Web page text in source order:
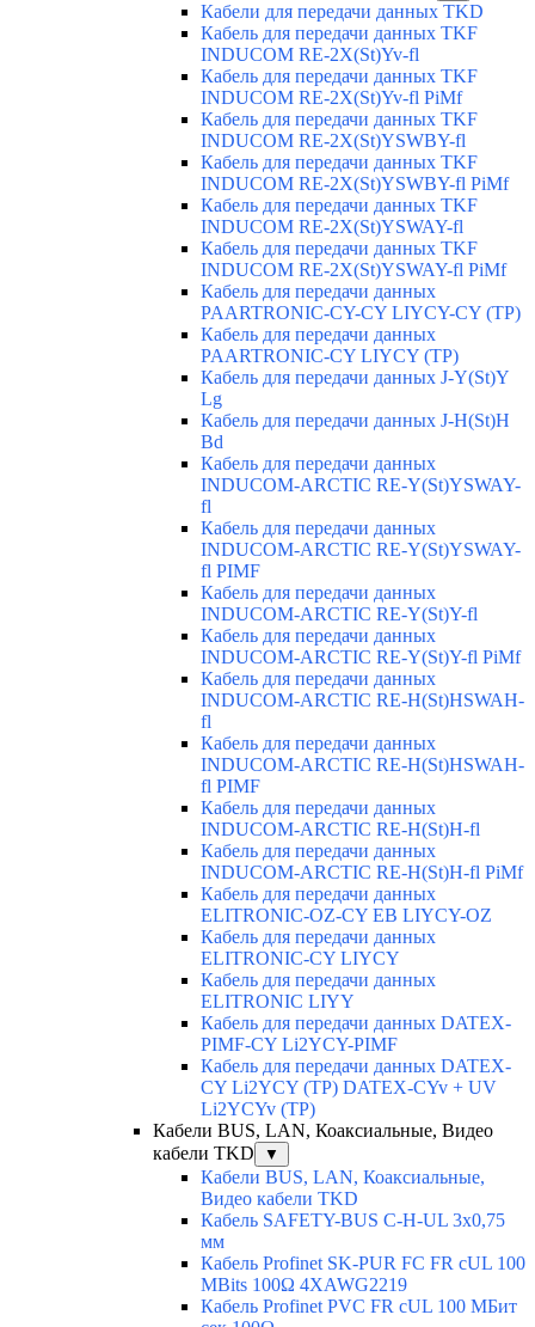
Кабели для передачи данных TKD
Кабель для передачи данных TKF
INDUCOM RE-2X(St)Yv-fl
Кабель для передачи данных TKF
INDUCOM RE-2X(St)Yv-fl PiMf
Кабель для передачи данных TKF
INDUCOM RE-2X(St)YSWBY-fl
Кабель для передачи данных TKF
INDUCOM RE-2X(St)YSWBY-fl PiMf
Кабель для передачи данных TKF
INDUCOM RE-2X(St)YSWAY-fl
Кабель для передачи данных TKF
INDUCOM RE-2X(St)YSWAY-fl PiMf
Кабель для передачи данных
PAARTRONIC-CY-CY LIYCY-CY (TP)
Кабель для передачи данных
PAARTRONIC-CY LIYCY (TP)
Кабель для передачи данных J-Y(St)Y
Lg
Кабель для передачи данных J-H(St)H
Bd
Кабель для передачи данных
INDUCOM-ARCTIC RE-Y(St)YSWAY-
fl
Кабель для передачи данных
INDUCOM-ARCTIC RE-Y(St)YSWAY-
fl PIMF
Кабель для передачи данных
INDUCOM-ARCTIC RE-Y(St)Y-fl
Кабель для передачи данных
INDUCOM-ARCTIC RE-Y(St)Y-fl PiMf
Кабель для передачи данных
INDUCOM-ARCTIC RE-H(St)HSWAH-
fl
Кабель для передачи данных
INDUCOM-ARCTIC RE-H(St)HSWAH-
fl PIMF
Кабель для передачи данных
INDUCOM-ARCTIC RE-H(St)H-fl
Кабель для передачи данных
INDUCOM-ARCTIC RE-H(St)H-fl PiMf
Кабель для передачи данных
ELITRONIC-OZ-CY EB LIYCY-OZ
Кабель для передачи данных
ELITRONIC-CY LIYCY
Кабель для передачи данных
ELITRONIC LIYY
Кабель для передачи данных DATEX-
PIMF-CY Li2YCY-PIMF
Кабель для передачи данных DATEX-
CY Li2YCY (TP) DATEX-CYv + UV
Li2YCYv (TP)
Кабели BUS, LAN, Коаксиальные, Видео
кабели TKD
▼
Кабели BUS, LAN, Коаксиальные,
Видео кабели TKD
Кабель SAFETY-BUS C-H-UL 3x0,75
мм
Кабель Profinet SK-PUR FC FR cUL 100
MBits 100Ω 4XAWG2219
Кабель Profinet PVC FR cUL 100 MБит